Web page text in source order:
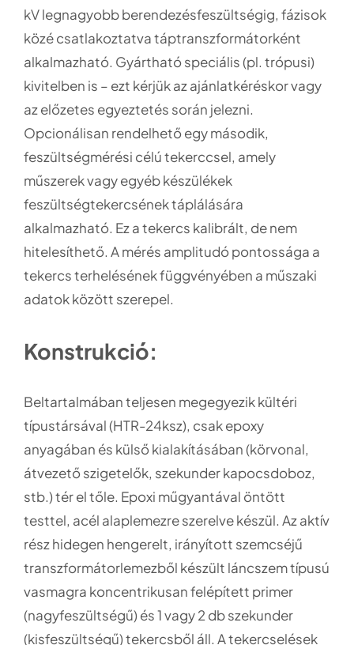
kV legnagyobb berendezésfeszültségig, fázisok
közé csatlakoztatva táptranszformátorként
alkalmazható. Gyártható speciális (pl. trópusi)
kivitelben is – ezt kérjük az ajánlatkéréskor vagy
az előzetes egyeztetés során jelezni.
Opcionálisan rendelhető egy második,
feszültségmérési célú tekerccsel, amely
műszerek vagy egyéb készülékek
feszültségtekercsének táplálására
alkalmazható. Ez a tekercs kalibrált, de nem
hitelesíthető. A mérés amplitudó pontossága a
tekercs terhelésének függvényében a műszaki
adatok között szerepel.
Konstrukció:
Beltartalmában teljesen megegyezik kültéri
típustársával (HTR-24ksz), csak epoxy
anyagában és külső kialakításában (körvonal,
átvezető szigetelők, szekunder kapocsdoboz,
stb.) tér el tőle. Epoxi műgyantával öntött
testtel, acél alaplemezre szerelve készül. Az aktív
rész hidegen hengerelt, irányított szemcséjű
transzformátorlemezből készült láncszem típusú
vasmagra koncentrikusan felépített primer
(nagyfeszültségű) és 1 vagy 2 db szekunder
(kisfeszültségű) tekercsből áll. A tekercselések